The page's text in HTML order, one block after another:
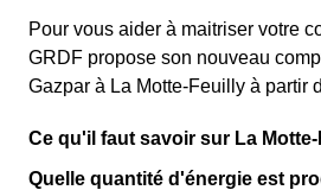
Pour vous aider à maitriser votre
GRDF propose son nouveau
Gazpar à La Motte-Feuilly à partir
Ce qu'il faut savoir sur La
Quelle quantité d'énergie est